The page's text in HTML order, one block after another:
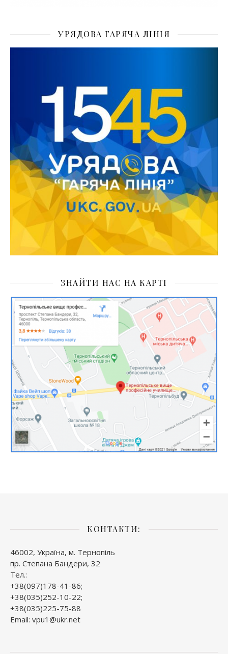
УРЯДОВА ГАРЯЧА ЛІНІЯ
ЗНАЙТИ НАС НА КАРТІ
КОНТАКТИ:
46002, Україна, м. Тернопіль
пр. Степана Бандери, 32
Тел.:
+38(097)178-41-86;
+38(035)252-10-22;
+38(035)225-75-88
Email: vpu1@ukr.net